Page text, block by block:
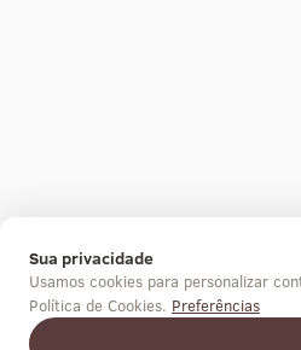
Sua privacidade
Usamos cookies para personalizar
Política de Cookies. Preferências